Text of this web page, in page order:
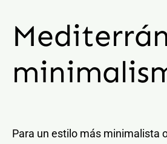
Para un estilo más minimalista